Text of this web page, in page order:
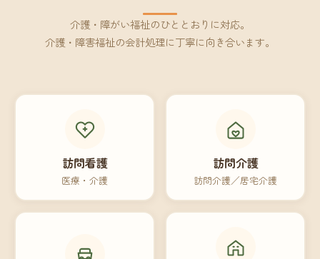
介護・障がい福祉のひととおりに対応。
介護・障害福祉の会計処理に丁寧に向き合います。
訪問看護
医療・介護
訪問介護
訪問介護／居宅介護